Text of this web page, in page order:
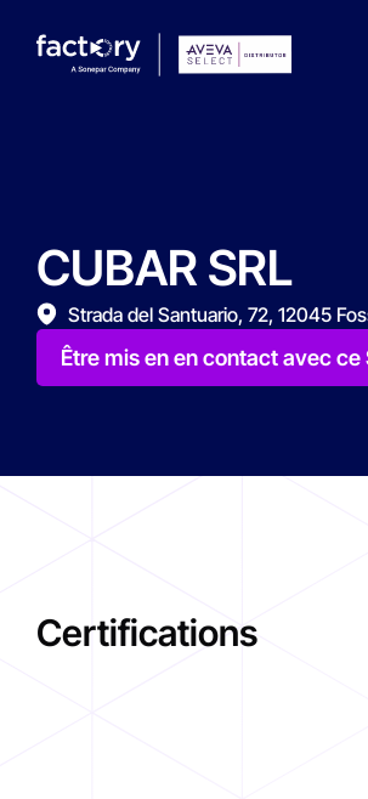
Qu'est-ce que vous cherchez ?
CUBAR SRL
Strada del Santuario, 72, 12045
Être mis en en contact avec ce
Certifications